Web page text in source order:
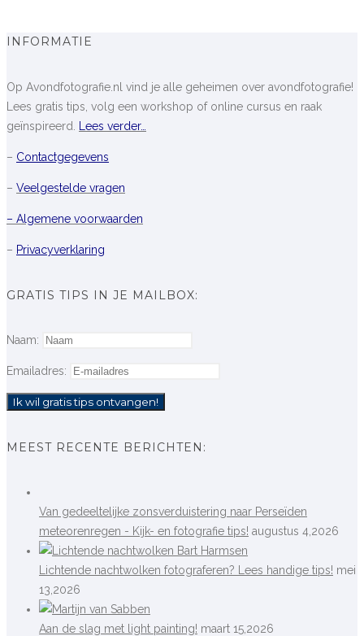
INFORMATIE
Op Avondfotografie.nl vind je alle geheimen over avondfotografie!
Lees gratis tips, volg een workshop of online cursus en raak
geïnspireerd.
Lees verder…
– Contactgegevens
– Veelgestelde vragen
– Algemene voorwaarden
– Privacyverklaring
GRATIS TIPS IN JE MAILBOX:
Naam:
Emailadres:
MEEST RECENTE BERICHTEN:
Van gedeeltelijke zonsverduistering naar Perseïden
meteorenregen - Kijk- en fotografie tips! augustus 4,2026
Lichtende nachtwolken fotograferen? Lees handige tips! mei
13,2026
Aan de slag met light painting! maart 15,2026